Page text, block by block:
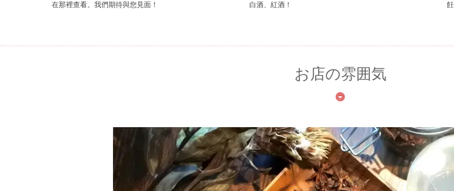
在那裡查看。我們期待與您見面！
白酒、紅酒！
お店の雰囲気